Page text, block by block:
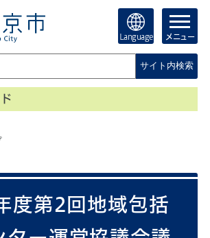
Language メニュー
サイト内検索
度第2回地域包括